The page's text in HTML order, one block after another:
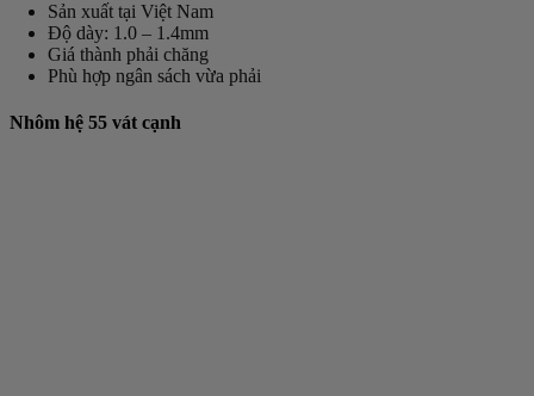
Sản xuất tại Việt Nam
Độ dày: 1.0 – 1.4mm
Giá thành phải chăng
Phù hợp ngân sách vừa phải
Nhôm hệ 55 vát cạnh